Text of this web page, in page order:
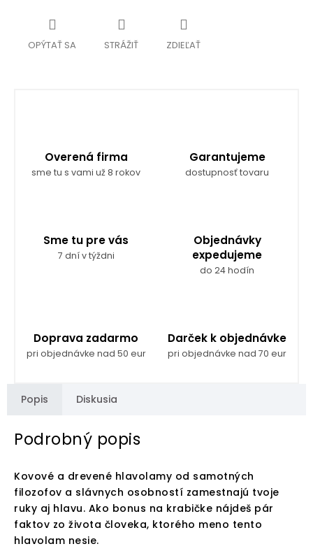
OPÝTAŤ SA STRÁŽIŤ ZDIEĽAŤ
Overená firma
sme tu s vami už 8 rokov
Garantujeme
dostupnosť tovaru
Sme tu pre vás
7 dní v týždni
Objednávky
expedujeme
do 24 hodín
Doprava zadarmo
pri objednávke nad 50 eur
Darček k objednávke
pri objednávke nad 70 eur
Popis Diskusia
Podrobný popis
Kovové a drevené hlavolamy od samotných
filozofov a slávnych osobností zamestnajú tvoje
ruky aj hlavu. Ako bonus na krabičke nájdeš pár
faktov zo života človeka, ktorého meno tento
hlavolam nesie.